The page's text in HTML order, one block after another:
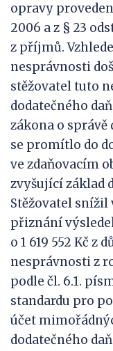
opravy
2006 a z § 23
z příjmů.
nesprávnosti
stěžovatel tuto
dodatečného
zákona o
se promítlo do
ve zdaňovacím
zvyšující základ
Stěžovatel snížil
přiznání
o 1 619 552 Kč
nesprávnosti z
podle čl. 6.1.
standardu pro
účet
dodatečného